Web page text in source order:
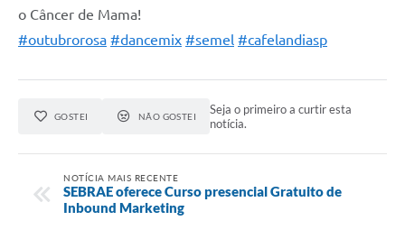
o Câncer de Mama!
#outubrorosa #dancemix #semel #cafelandiasp
GOSTEI NÃO GOSTEI
Seja o primeiro a curtir esta
notícia.
NOTÍCIA MAIS RECENTE
SEBRAE oferece Curso presencial Gratuito de
Inbound Marketing